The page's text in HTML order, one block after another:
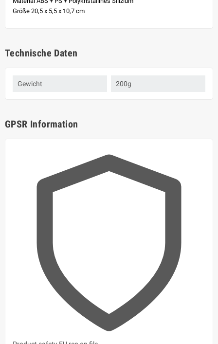
Größe 20,5 x 5,5 x 10,7 cm
Technische Daten
Gewicht 200g
GPSR Information